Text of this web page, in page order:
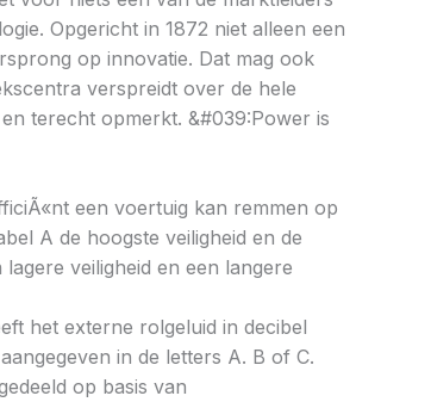
Opgericht in 1872 niet alleen een
op innovatie. Dat mag ook
verspreidt over de hele
terecht opmerkt. &#039:Power is
een voertuig kan remmen op
A de hoogste veiligheid en de
veiligheid en een langere
het externe rolgeluid in decibel
in de letters A. B of C.
op basis van